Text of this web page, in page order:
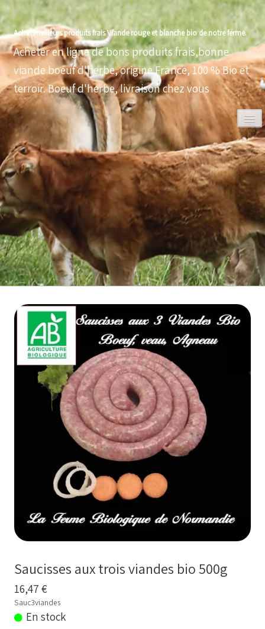
Achat meilleurs produits frais Viande rouge et blanche bio de notre ferme.
Acheter en ligne de bons produits frais,bonne
viande boeuf d'herbe, origine France, 100 % Bio et
terroir. Boeuf d'herbe, livraison chez vous
0
ACCUEIL
VOLAILLES BIO
BOEUF D'HERBE BIO
VEAU BIO
PORC BIO
AGNEAU BIO
MOUTON BIO
NOS COLIS VIANDE
CUISSON RAPIDE▼
BARBECUE BRASERO
TRIPERIE
CHARCUTERIE BIO
BOUILLONS D'OS et OS BIO
Comment commander
Nos VIDEOS
NOTRE FERME
Saucisses aux trois viandes bio 500g
16,47 €
Sauc3viandes
En stock